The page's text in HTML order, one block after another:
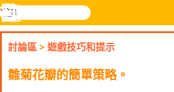
樂和遊
搜
尋
登入
功
能
討論區>遊戲技巧和提示
雛菊花瓣的簡單策略。